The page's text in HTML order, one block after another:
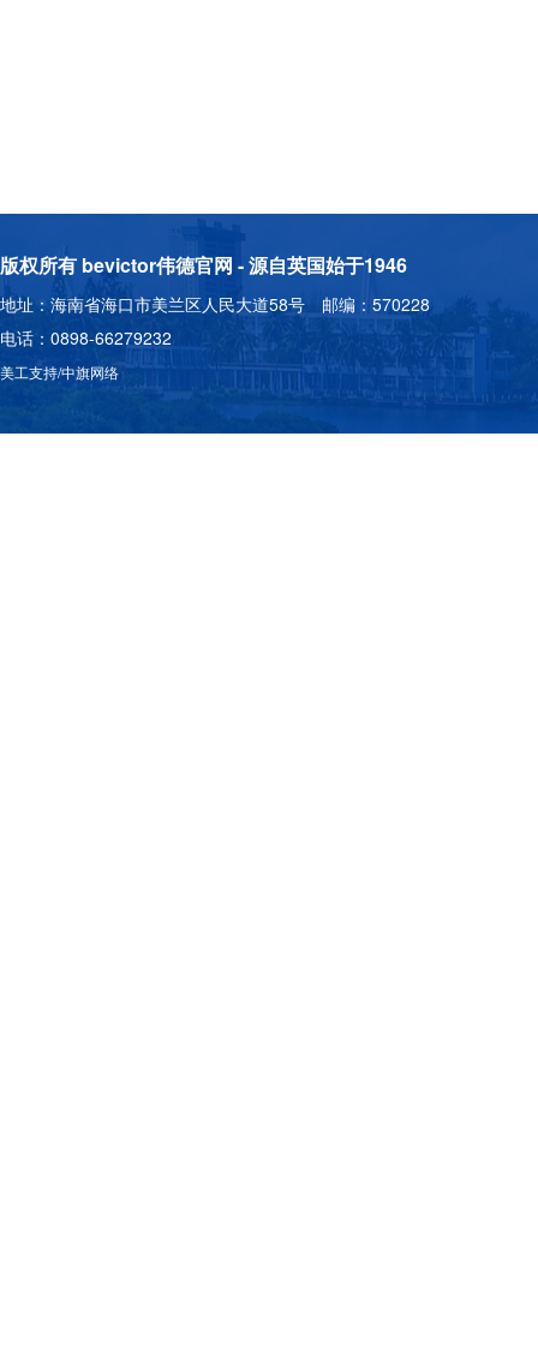
版权所有 bevictor伟德官网 - 源自英国始于1946
地址：海南省海口市美兰区人民大道58号 邮编：570228
电话：0898-66279232
美工支持/中旗网络